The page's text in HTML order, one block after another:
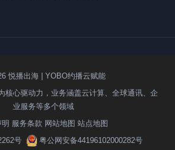
悦播出海 | YOBO约播云赋能
核心驱动力，业务涵盖云计算、全球通讯、企
业服务等多个领域
服务条款 网站地图 站点地图
号
粤公网安备44196102000282号